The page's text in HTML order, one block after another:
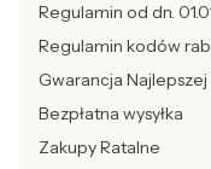
Regulamin od dn.
Regulamin kodów
Gwarancja
Bezpłatna wysyłka
Zakupy Ratalne